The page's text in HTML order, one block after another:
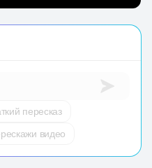
пересказ
видео